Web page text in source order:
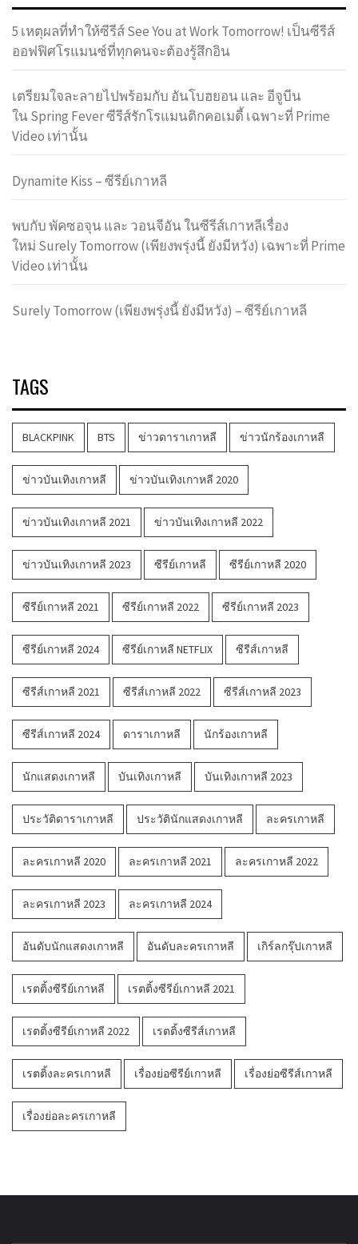
5 เหตุผลที่ทำให้ซีรีส์ See You at Work Tomorrow! เป็นซีรีส์
ออฟฟิศโรแมนซ์ที่ทุกคนจะต้องรู้สึกอิน
เตรียมใจละลายไปพร้อมกับ อันโบฮยอน และ อีจูบีน
ใน Spring Fever ซีรีส์รักโรแมนติกคอเมดี้ เฉพาะที่ Prime
Video เท่านั้น
Dynamite Kiss – ซีรีย์เกาหลี
พบกับ พัคซอจุน และ วอนจีอัน ในซีรีส์เกาหลีเรื่อง
ใหม่ Surely Tomorrow (เพียงพรุ่งนี้ ยังมีหวัง) เฉพาะที่ Prime
Video เท่านั้น
Surely Tomorrow (เพียงพรุ่งนี้ ยังมีหวัง) – ซีรีย์เกาหลี
TAGS
BLACKPINK BTS ข่าวดาราเกาหลี ข่าวนักร้องเกาหลี
ข่าวบันเทิงเกาหลี ข่าวบันเทิงเกาหลี 2020
ข่าวบันเทิงเกาหลี 2021 ข่าวบันเทิงเกาหลี 2022
ข่าวบันเทิงเกาหลี 2023 ซีรีย์เกาหลี ซีรีย์เกาหลี 2020
ซีรีย์เกาหลี 2021 ซีรีย์เกาหลี 2022 ซีรีย์เกาหลี 2023
ซีรีย์เกาหลี 2024 ซีรีย์เกาหลี NETFLIX ซีรีส์เกาหลี
ซีรีส์เกาหลี 2021 ซีรีส์เกาหลี 2022 ซีรีส์เกาหลี 2023
ซีรีส์เกาหลี 2024 ดาราเกาหลี นักร้องเกาหลี
นักแสดงเกาหลี บันเทิงเกาหลี บันเทิงเกาหลี 2023
ประวัติดาราเกาหลี ประวัตินักแสดงเกาหลี ละครเกาหลี
ละครเกาหลี 2020 ละครเกาหลี 2021 ละครเกาหลี 2022
ละครเกาหลี 2023 ละครเกาหลี 2024
อันดับนักแสดงเกาหลี อันดับละครเกาหลี เกิร์ลกรุ๊ปเกาหลี
เรตติ้งซีรีย์เกาหลี เรตติ้งซีรีย์เกาหลี 2021
เรตติ้งซีรีย์เกาหลี 2022 เรตติ้งซีรีส์เกาหลี
เรตติ้งละครเกาหลี เรื่องย่อซีรีย์เกาหลี เรื่องย่อซีรีส์เกาหลี
เรื่องย่อละครเกาหลี